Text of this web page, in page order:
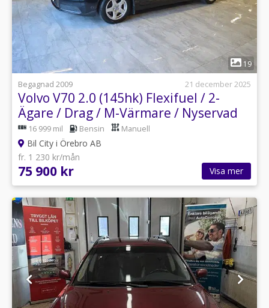
19
Begagnad 2009
21 december 2025
Volvo V70 2.0 (145hk) Flexifuel / 2-
Ägare / Drag / M-Värmare / Nyservad
16 999 mil Bensin Manuell
Bil City i Örebro AB
fr. 1 230 kr/mån
75 900 kr Visa mer